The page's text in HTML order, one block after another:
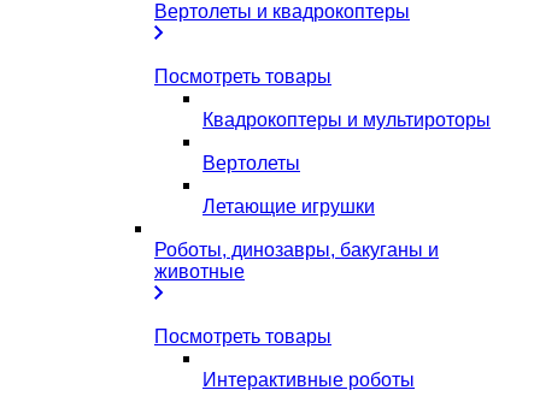
Вертолеты и квадрокоптеры
Посмотреть товары
Квадрокоптеры и мультироторы
Вертолеты
Летающие игрушки
Роботы, динозавры, бакуганы и
животные
Посмотреть товары
Интерактивные роботы